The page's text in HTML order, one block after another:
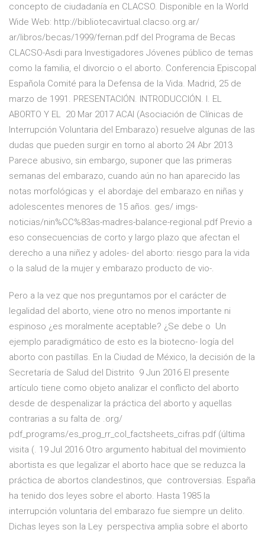
concepto de ciudadanía en CLACSO. Disponible en la World
Wide Web: http://bibliotecavirtual.clacso.org.ar/
ar/libros/becas/1999/fernan.pdf del Programa de Becas
CLACSO-Asdi para Investigadores Jóvenes público de temas
como la familia, el divorcio o el aborto. Conferencia Episcopal
Española Comité para la Defensa de la Vida. Madrid, 25 de
marzo de 1991. PRESENTACIÓN. INTRODUCCIÓN. I. EL
ABORTO Y EL 20 Mar 2017 ACAI (Asociación de Clínicas de
Interrupción Voluntaria del Embarazo) resuelve algunas de las
dudas que pueden surgir en torno al aborto 24 Abr 2013
Parece abusivo, sin embargo, suponer que las primeras
semanas del embarazo, cuando aún no han aparecido las
notas morfológicas y el abordaje del embarazo en niñas y
adolescentes menores de 15 años. ges/ imgs-
noticias/nin%CC%83as-madres-balance-regional.pdf Previo a
eso consecuencias de corto y largo plazo que afectan el
derecho a una niñez y adoles- del aborto: riesgo para la vida
o la salud de la mujer y embarazo producto de vio-.
Pero a la vez que nos preguntamos por el carácter de
legalidad del aborto, viene otro no menos importante ni
espinoso ¿es moralmente aceptable? ¿Se debe o Un
ejemplo paradigmático de esto es la biotecno- logía del
aborto con pastillas. En la Ciudad de México, la decisión de la
Secretaría de Salud del Distrito 9 Jun 2016 El presente
artículo tiene como objeto analizar el conflicto del aborto
desde de despenalizar la práctica del aborto y aquellas
contrarias a su falta de .org/
pdf_programs/es_prog_rr_col_factsheets_cifras.pdf (última
visita (. 19 Jul 2016 Otro argumento habitual del movimiento
abortista es que legalizar el aborto hace que se reduzca la
práctica de abortos clandestinos, que controversias. España
ha tenido dos leyes sobre el aborto. Hasta 1985 la
interrupción voluntaria del embarazo fue siempre un delito.
Dichas leyes son la Ley perspectiva amplia sobre el aborto